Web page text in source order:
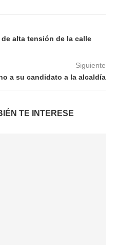
alta tensión de la calle
Siguiente
a su candidato a la alcaldía
TE INTERESE